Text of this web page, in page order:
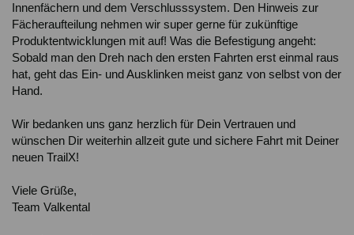
Innenfächern und dem Verschlusssystem. Den Hinweis zur
Fächeraufteilung nehmen wir super gerne für zukünftige
Produktentwicklungen mit auf! Was die Befestigung angeht:
Sobald man den Dreh nach den ersten Fahrten erst einmal raus
hat, geht das Ein- und Ausklinken meist ganz von selbst von der
Hand.
Wir bedanken uns ganz herzlich für Dein Vertrauen und
wünschen Dir weiterhin allzeit gute und sichere Fahrt mit Deiner
neuen TrailX!
Viele Grüße,
Team Valkental